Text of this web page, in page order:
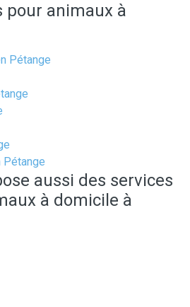
pour animaux à
Pétange
Pétange
aussi des services
à domicile à